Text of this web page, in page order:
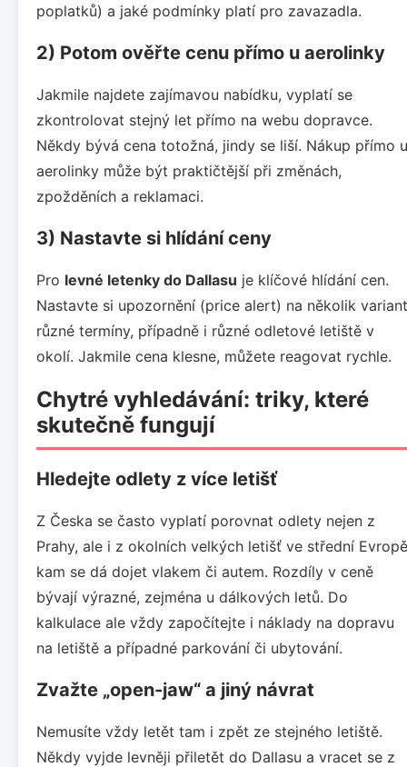
poplatků) a jaké podmínky platí pro zavazadla.
2) Potom ověřte cenu přímo u aerolinky
Jakmile najdete zajímavou nabídku, vyplatí se
zkontrolovat stejný let přímo na webu dopravce.
Někdy bývá cena totožná, jindy se liší. Nákup přímo u
aerolinky může být praktičtější při změnách,
zpožděních a reklamaci.
3) Nastavte si hlídání ceny
Pro levné letenky do Dallasu je klíčové hlídání cen.
Nastavte si upozornění (price alert) na několik
různé termíny, případně i různé odletové letiště v
okolí. Jakmile cena klesne, můžete reagovat rychle.
Chytré vyhledávání: triky, které
skutečně fungují
Hledejte odlety z více letišť
Z Česka se často vyplatí porovnat odlety nejen z
Prahy, ale i z okolních velkých letišť ve střední
kam se dá dojet vlakem či autem. Rozdíly v ceně
bývají výrazné, zejména u dálkových letů. Do
kalkulace ale vždy započítejte i náklady na dopravu
na letiště a případné parkování či ubytování.
Zvažte „open-jaw“ a jiný návrat
Nemusíte vždy letět tam i zpět ze stejného letiště.
Někdy vyjde levněji přiletět do Dallasu a vracet se z